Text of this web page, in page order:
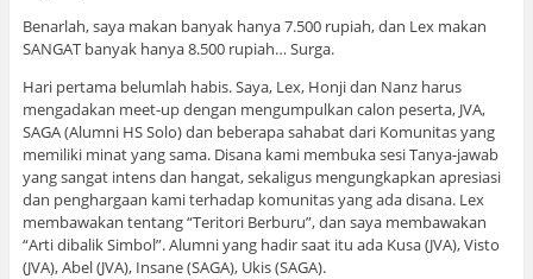
Benarlah, saya makan banyak hanya 7.500 rupiah, dan Lex makan
SANGAT banyak hanya 8.500 rupiah… Surga.
Hari pertama belumlah habis. Saya, Lex, Honji dan Nanz harus
mengadakan meet-up dengan mengumpulkan calon peserta, JVA,
SAGA (Alumni HS Solo) dan beberapa sahabat dari Komunitas yang
memiliki minat yang sama. Disana kami membuka sesi Tanya-jawab
yang sangat intens dan hangat, sekaligus mengungkapkan apresiasi
dan penghargaan kami terhadap komunitas yang ada disana. Lex
membawakan tentang “Teritori Berburu”, dan saya membawakan
“Arti dibalik Simbol”. Alumni yang hadir saat itu ada Kusa (JVA), Visto
(JVA), Abel (JVA), Insane (SAGA), Ukis (SAGA).